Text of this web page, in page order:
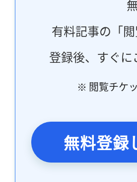
有料記事の「
登録後、すぐ
※ 閲覧チケ
無料登録